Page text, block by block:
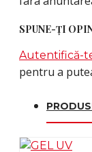
SPUNE-ŢI
Autentifică-
pentru a